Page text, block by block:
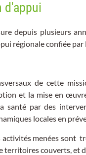
d'appui
depuis plusieurs
régionale confiée par
de cette
et la mise en
santé par des
locales en
activités menées sont
territoires couverts, et